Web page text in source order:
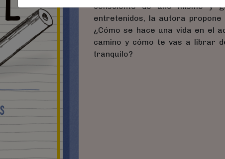
consciente de uno mismo y
entretenidos, la autora
¿Cómo se hace una vida en el
camino y cómo te vas a librar
tranquilo?